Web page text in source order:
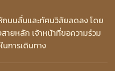
นนลื่นและทัศนวิสัยลดลง โดย
สายหลัก เจ้าหน้าที่ขอความร่วม
นการเดินทาง